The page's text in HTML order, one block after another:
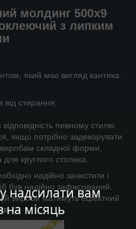
надсилати вам
на місяць
молдинг 500х9
з липким
який має вигляд кантика.
від стирання;
певному стилю.
якщо потрібно задекорувати
виробам складної форми,
круглого столика.
надійно зачистити і
був надійно зафіксований.
вироби матимуть ефектний